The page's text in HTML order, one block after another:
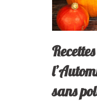
sans